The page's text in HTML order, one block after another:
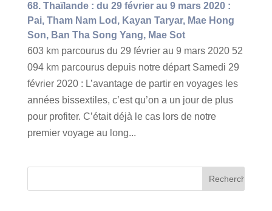
68. Thaïlande : du 29 février au 9 mars 2020 :
Pai, Tham Nam Lod, Kayan Taryar, Mae Hong
Son, Ban Tha Song Yang, Mae Sot
603 km parcourus du 29 février au 9 mars 2020 52
094 km parcourus depuis notre départ Samedi 29
février 2020 : L’avantage de partir en voyages les
années bissextiles, c’est qu’on a un jour de plus
pour profiter. C’était déjà le cas lors de notre
premier voyage au long...